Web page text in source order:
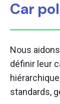
Car
Nous
définir leur
standards,